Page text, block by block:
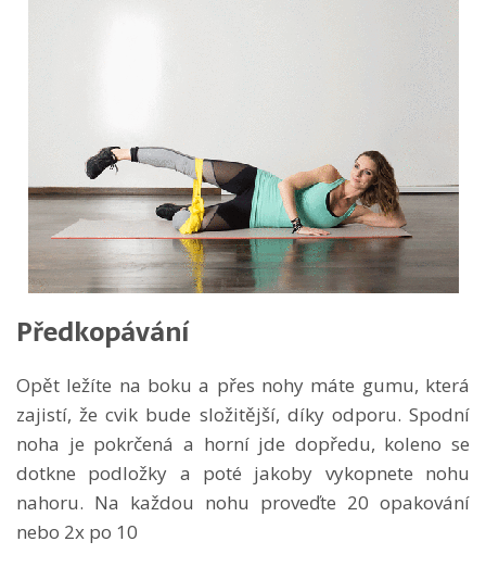
Předkopávání
Opět ležíte na boku a přes nohy máte gumu, která
zajistí, že cvik bude složitější, díky odporu. Spodní
noha je pokrčená a horní jde dopředu, koleno se
dotkne podložky a poté jakoby vykopnete nohu
nahoru. Na každou nohu proveďte 20 opakování
nebo 2x po 10